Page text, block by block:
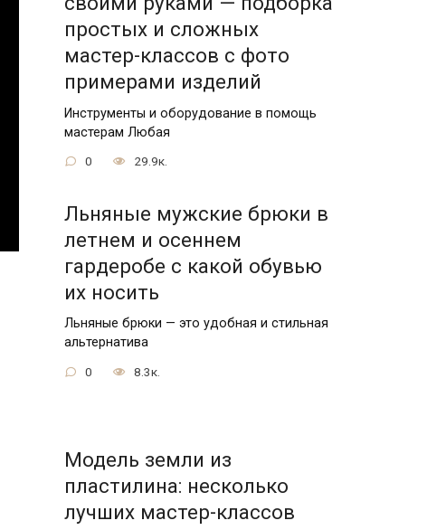
простых и сложных
мастер-классов с фото
примерами изделий
Инструменты и оборудование в помощь
мастерам Любая
0 29.9к.
Льняные мужские брюки в
летнем и осеннем
гардеробе с какой обувью
их носить
Льняные брюки — это удобная и стильная
альтернатива
0 8.3к.
Модель земли из
пластилина: несколько
лучших мастер-классов